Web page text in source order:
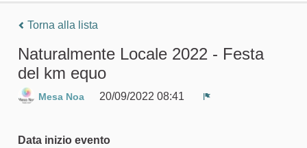
Torna alla lista
Naturalmente Locale 2022 - Festa
del km equo
Mesa Noa
20/09/2022 08:41
Data inizio evento